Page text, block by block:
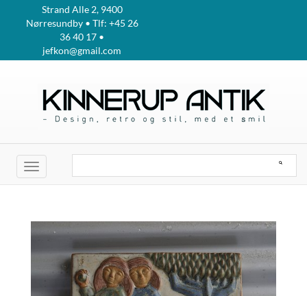
Strand Alle 2, 9400
Nørresundby • Tlf: +45 26
36 40 17 •
jefkon@gmail.com
Toggle
navigation